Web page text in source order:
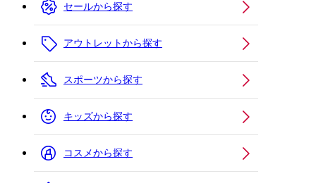
セールから探す
アウトレットから探す
スポーツから探す
キッズから探す
コスメから探す